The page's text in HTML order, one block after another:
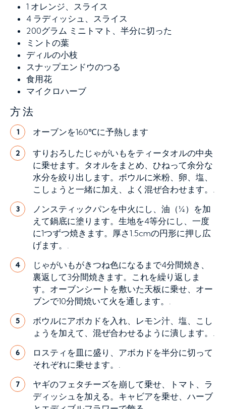
1 オレンジ、スライス
4 ラディッシュ、スライス
200グラム ミニトマト、半分に切った
ミントの葉
ディルの小枝
スナップエンドウのつる
食用花
マイクロハーブ
方法
1 オーブンを160℃に予熱します
2
すりおろしたじゃがいもをティータオルの中央
に乗せます。タオルをまとめ、ひねって余分な
水分を絞り出します。ボウルに米粉、卵、塩、
こしょうと一緒に加え、よく混ぜ合わせます。.
3
ノンスティックパンを中火にし、油（¼）を加
えて鍋底に塗ります。生地を4等分にし、一度
に1つずつ焼きます。厚さ1.5cmの円形に押し広
げます。.
4
じゃがいもがきつね色になるまで4分間焼き、
裏返して3分間焼きます。これを繰り返しま
す。オーブンシートを敷いた天板に乗せ、オー
ブンで10分間焼いて火を通します。.
5
ボウルにアボカドを入れ、レモン汁、塩、こし
ょうを加えて、混ぜ合わせるように潰します。.
6
ロスティを皿に盛り、アボカドを半分に切って
それぞれに乗せます。.
7
ヤギのフェタチーズを崩して乗せ、トマト、ラ
ディッシュを加える。キャビアを乗せ、ハーブ